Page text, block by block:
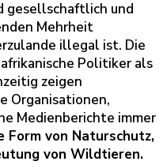
gesellschaftlich und
Mehrheit
illegal ist. Die
afrikanische Politiker als
zeigen
Organisationen,
Medienberichte immer
Form von Naturschutz,
von Wildtieren.